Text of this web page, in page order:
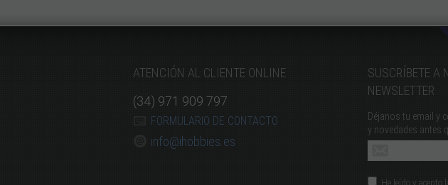
ATENCIÓN AL CLIENTE ONLINE
(34) 971 909 797
FORMULARIO DE CONTACTO
info@ihobbies.es
SUSCRÍBETE A
NEWSLETTER
Déjanos tu email y
y novedades antes
He leído y acepto